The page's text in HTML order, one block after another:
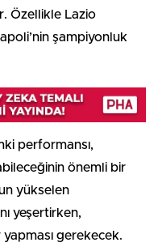
Özellikle Lazio
şampiyonluk
performansı,
önemli bir
yükselen
yeşertirken,
yapması gerekecek.